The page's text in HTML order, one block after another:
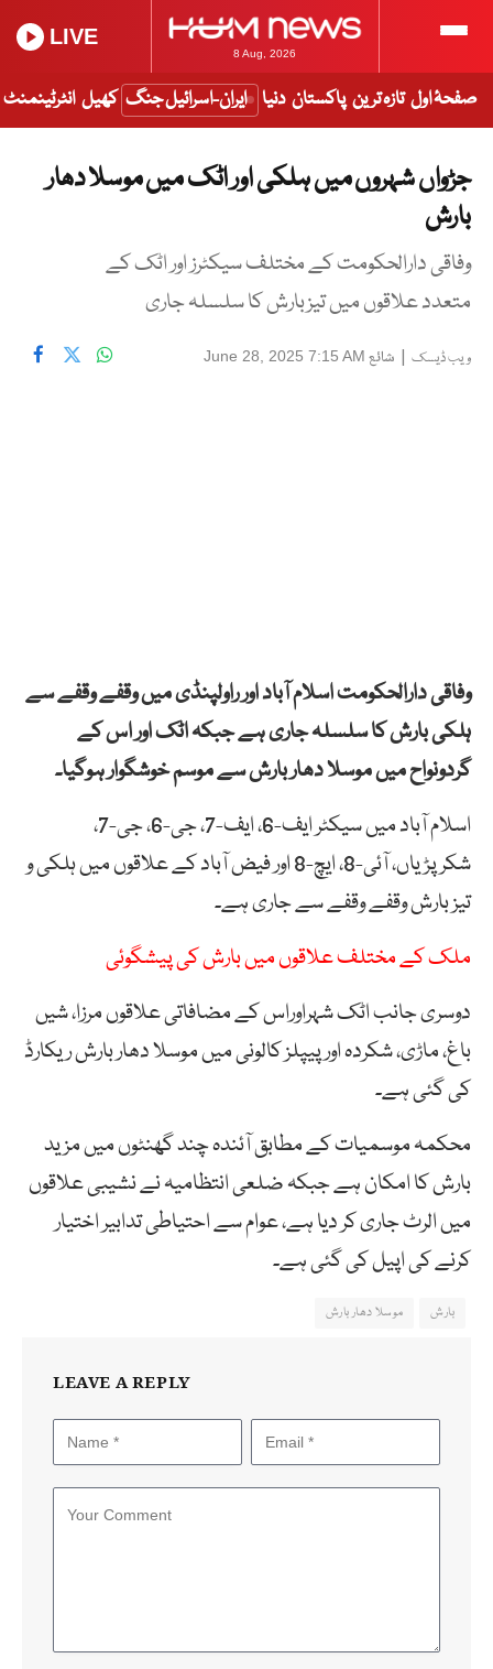
8 Aug, 2026
LIVE
صفحۂ اول تازہ ترین پاکستان دنیا ایران-اسرائیل جنگ کھیل انٹرٹینمنٹ
جڑواں شہروں میں ہلکی اور اٹک میں موسلا دھار
بارش
وفاقی دارالحکومت کے مختلف سیکٹرز اور اٹک کے
متعدد علاقوں میں تیزبارش کا سلسلہ جاری
ویب ڈیسک | شائع June 28, 2025 7:15 AM
وفاقی دارالحکومت اسلام آباد اور راولپنڈی میں وقفے وقفے سے
ہلکی بارش کا سلسلہ جاری ہے جبکہ اٹک اور اس کے
گردونواح میں موسلا دھار بارش سے موسم خوشگوار ہوگیا۔
اسلام آباد میں سیکٹر ایف-6، ایف-7، جی-6، جی-7،
شکرپڑیاں، آئی-8، ایچ-8 اور فیض آباد کے علاقوں میں ہلکی و
تیز بارش وقفے وقفے سے جاری ہے۔
ملک کے مختلف علاقوں میں بارش کی پیشگوئی
دوسری جانب اٹک شہراوراس کے مضافاتی علاقوں مرزا، شیں
باغ، ماڑی، شکردہ اور پیپلز کالونی میں موسلا دھار بارش ریکارڈ
کی گئی ہے۔
محکمہ موسمیات کے مطابق آئندہ چند گھنٹوں میں مزید
بارش کا امکان ہے جبکہ ضلعی انتظامیہ نے نشیبی علاقوں
میں الرٹ جاری کر دیا ہے، عوام سے احتیاطی تدابیر اختیار
کرنے کی اپیل کی گئی ہے۔
بارش موسلا دھار بارش
LEAVE A REPLY